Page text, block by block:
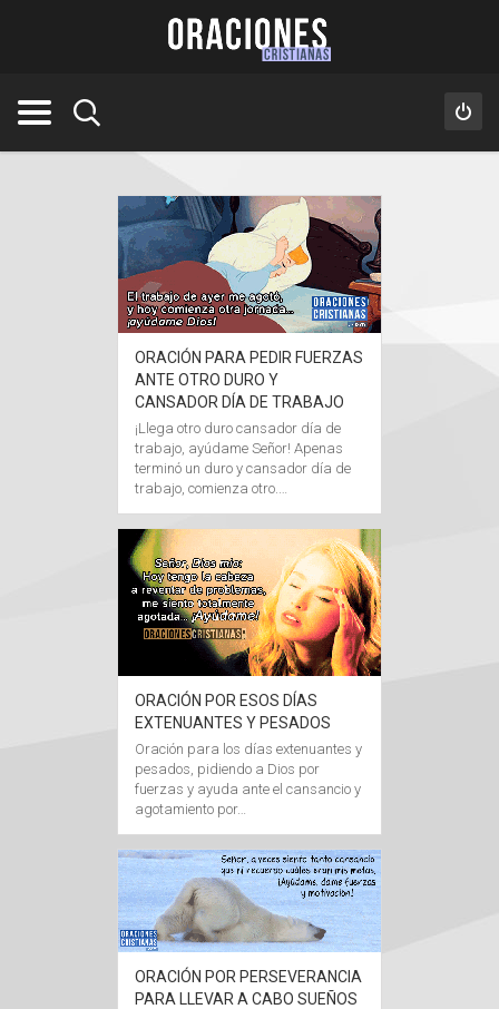
ORACIÓN PARA PEDIR FUERZAS
ANTE OTRO DURO Y
CANSADOR DÍA DE TRABAJO
¡Llega otro duro cansador día de
trabajo, ayúdame Señor! Apenas
terminó un duro y cansador día de
trabajo, comienza otro.…
ORACIÓN POR ESOS DÍAS
EXTENUANTES Y PESADOS
Oración para los días extenuantes y
pesados, pidiendo a Dios por
fuerzas y ayuda ante el cansancio y
agotamiento por…
ORACIÓN POR PERSEVERANCIA
PARA LLEVAR A CABO SUEÑOS